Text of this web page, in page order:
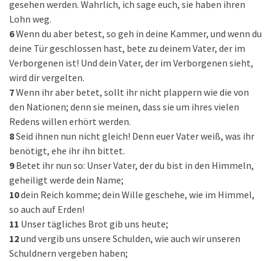
gesehen werden. Wahrlich, ich sage euch, sie haben ihren
Lohn weg.
6Wenn du aber betest, so geh in deine Kammer, und wenn du
deine Tür geschlossen hast, bete zu deinem Vater, der im
Verborgenen ist! Und dein Vater, der im Verborgenen sieht,
wird dir vergelten.
7Wenn ihr aber betet, sollt ihr nicht plappern wie die von
den Nationen; denn sie meinen, dass sie um ihres vielen
Redens willen erhört werden.
8Seid ihnen nun nicht gleich! Denn euer Vater weiß, was ihr
benötigt, ehe ihr ihn bittet.
9 Betet ihr nun so: Unser Vater, der du bist in den Himmeln,
geheiligt werde dein Name;
10dein Reich komme; dein Wille geschehe, wie im Himmel,
so auch auf Erden!
11 Unser tägliches Brot gib uns heute;
12und vergib uns unsere Schulden, wie auch wir unseren
Schuldnern vergeben haben;